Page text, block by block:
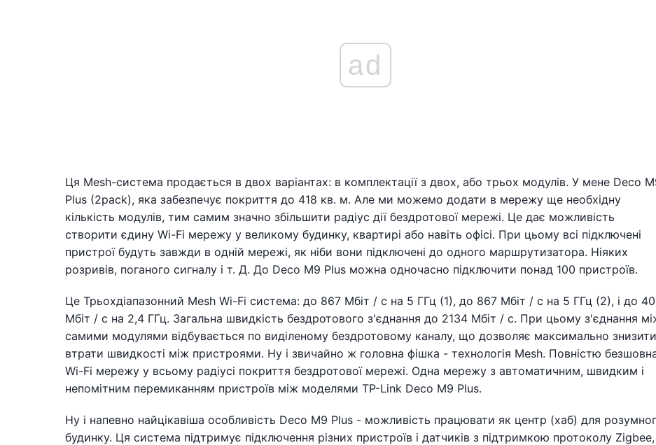
ad
Ця Mesh-система продається в двох варіантах: в комплектації з двох, або трьох модулів. У мене Deco
Plus (2pack), яка забезпечує покриття до 418 кв. м. Але ми можемо додати в мережу ще необхідну
кількість модулів, тим самим значно збільшити радіус дії бездротової мережі. Це дає можливість
створити єдину Wi-Fi мережу у великому будинку, квартирі або навіть офісі. При цьому всі підключені
пристрої будуть завжди в одній мережі, як ніби вони підключені до одного маршрутизатора. Ніяких
розривів, поганого сигналу і т. Д. До Deco M9 Plus можна одночасно підключити понад 100 пристроїв.
Це Трьохдіапазонний Mesh Wi-Fi система: до 867 Мбіт / с на 5 ГГц (1), до 867 Мбіт / с на 5 ГГц (2), і до
Мбіт / с на 2,4 ГГц. Загальна швидкість бездротового з'єднання до 2134 Мбіт / с. При цьому з'єднання
самими модулями відбувається по виділеному бездротовому каналу, що дозволяє максимально знизити
втрати швидкості між пристроями. Ну і звичайно ж головна фішка - технологія Mesh. Повністю
Wi-Fi мережу у всьому радіусі покриття бездротової мережі. Одна мережу з автоматичним, швидким і
непомітним перемиканням пристроїв між моделями TP-Link Deco M9 Plus.
Ну і напевно найцікавіша особливість Deco M9 Plus - можливість працювати як центр (хаб) для
будинку. Ця система підтримує підключення різних пристроїв і датчиків з підтримкою протоколу Zigbee,